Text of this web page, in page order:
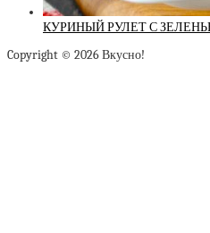
КУРИНЫЙ РУЛЕТ С
Copyright © 2026 Вкусно!